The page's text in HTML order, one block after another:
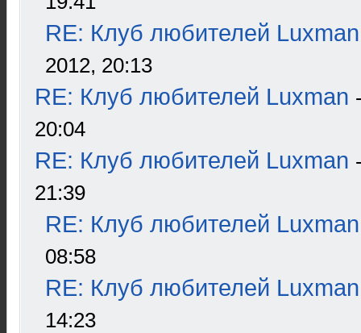
RE: Клуб любителей Luxman
2012, 20:13
RE: Клуб любителей Luxman
20:04
RE: Клуб любителей Luxman
21:39
RE: Клуб любителей Luxman
08:58
RE: Клуб любителей Luxman
14:23